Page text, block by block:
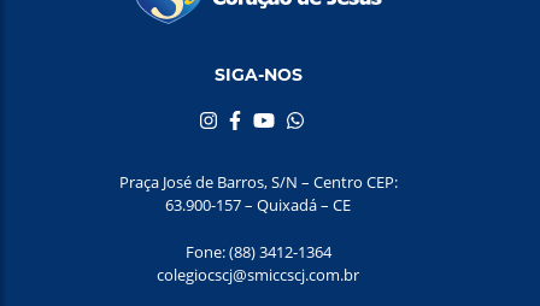
SIGA-NOS
Praça José de Barros, S/N – Centro CEP:
63.900-157 – Quixadá – CE
Fone: (88) 3412-1364
colegiocscj@smiccscj.com.br